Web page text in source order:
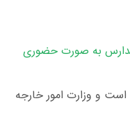
ماه همه مدارس به صورت حضوری
قرار گرفته است و وزارت امور خارجه